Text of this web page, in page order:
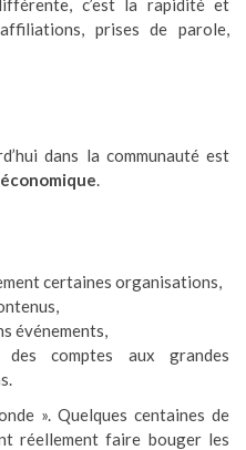
c’est la rapidité et
prises de parole,
dans la communauté est
.
certaines organisations,
événements,
des comptes aux grandes
». Quelques centaines de
réellement faire bouger les